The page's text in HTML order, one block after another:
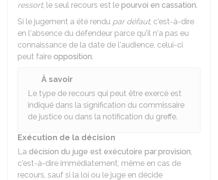
ressort, le seul recours est le pourvoi en cassation.
Si le jugement a été rendu par défaut, c'est-à-dire
en l'absence du défendeur parce qu'il n'a pas eu
connaissance de la date de l'audience, celui-ci
peut faire opposition.
À savoir
Le type de recours qui peut être exercé est
indiqué dans la signification du commissaire
de justice ou dans la notification du greffe.
Exécution de la décision
La décision du juge est exécutoire par provision,
c'est-à-dire immédiatement, même en cas de
recours, sauf si la loi ou le juge en décide